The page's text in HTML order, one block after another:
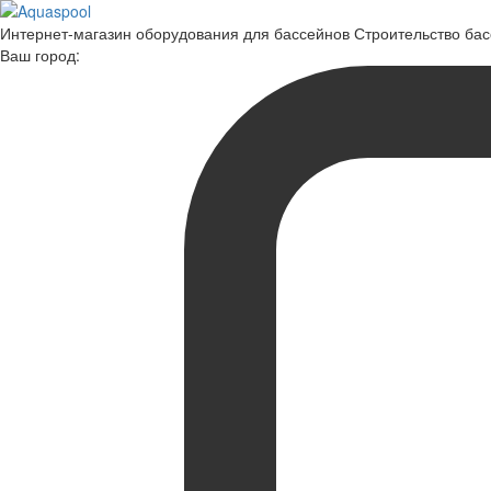
Интернет-магазин оборудования для бассейнов Строительство
Ваш город: